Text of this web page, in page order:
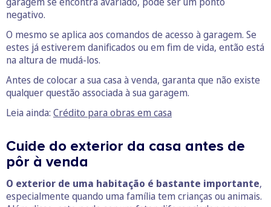
negativo.
O mesmo se aplica aos comandos de acesso à garagem. Se
estes já estiverem danificados ou em fim de vida, então está
na altura de mudá-los.
Antes de colocar a sua casa à venda, garanta que não existe
qualquer questão associada à sua garagem.
Leia ainda: Crédito para obras em casa
Cuide do exterior da casa antes de
pôr à venda
O exterior de uma habitação é bastante importante,
especialmente quando uma família tem crianças ou animais.